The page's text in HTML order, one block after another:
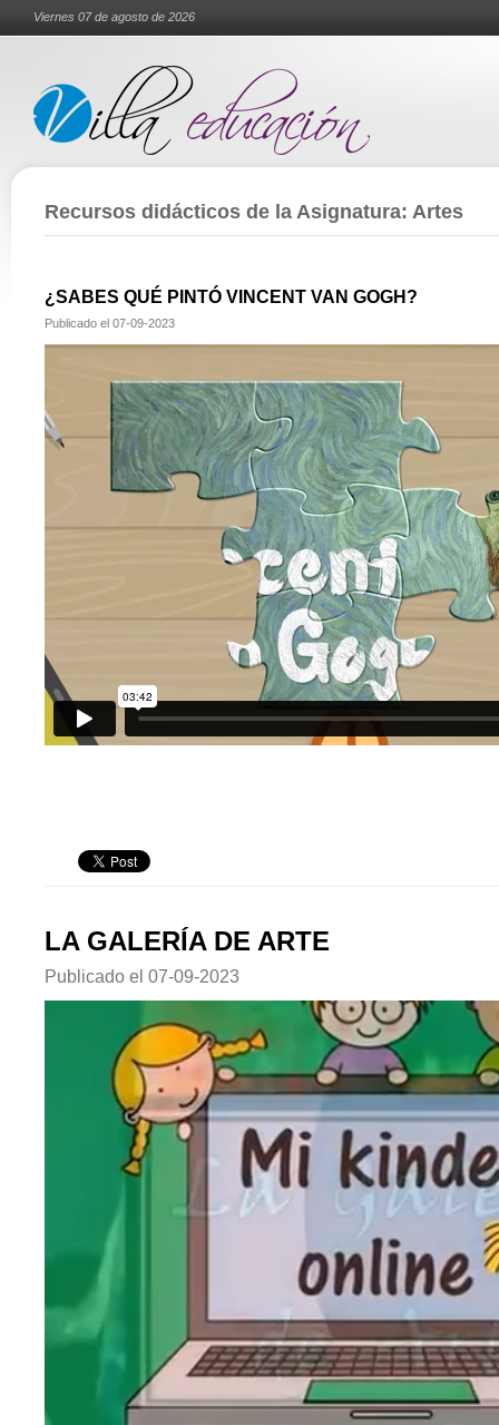
Viernes 07 de agosto de 2026
Recursos didácticos de la Asignatura: Artes
¿SABES QUÉ PINTÓ VINCENT VAN GOGH?
Publicado el 07-09-2023
LA GALERÍA DE ARTE
Publicado el 07-09-2023